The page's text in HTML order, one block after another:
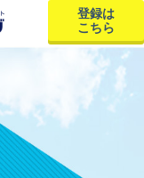
登録は
こちら